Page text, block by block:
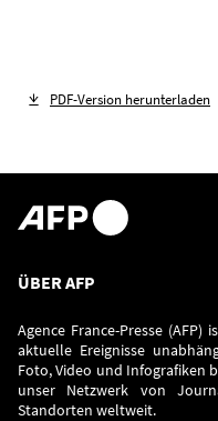
PDF-Version herunterladen
ÜBER AFP
Agence France-Presse
aktuelle Ereignisse
Foto, Video und Infografiken
unser Netzwerk von
Standorten weltweit.